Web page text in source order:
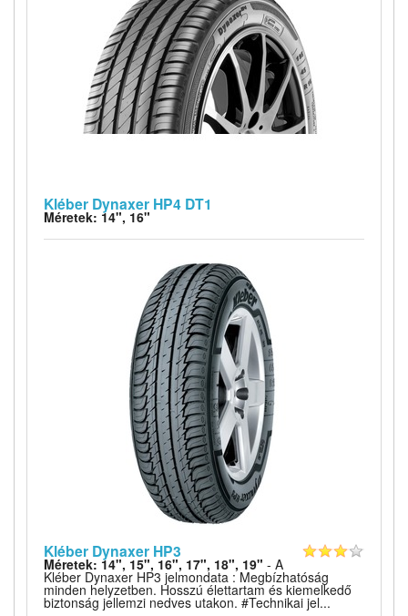
Kléber Dynaxer HP4 DT1
Méretek: 14", 16"
Kléber Dynaxer HP3
Méretek: 14", 15", 16", 17", 18", 19" - A
Kléber Dynaxer HP3 jelmondata : Megbízhatóság
minden helyzetben. Hosszú élettartam és kiemelkedő
biztonság jellemzi nedves utakon. #Technikai jel...